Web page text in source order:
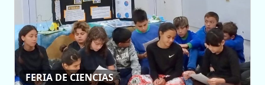
FERIA DE CIENCIAS